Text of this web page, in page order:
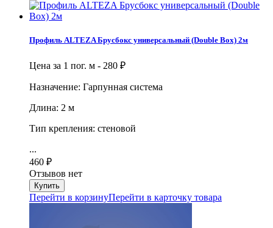
Профиль ALTEZA Брусбокс универсальный (Double Box) 2м
Цена за 1 пог. м - 280 ₽
Назначение: Гарпунная система
Длина: 2 м
Тип крепления: стеновой
...
460 ₽
Отзывов нет
Перейти в корзинуПерейти в карточку товара